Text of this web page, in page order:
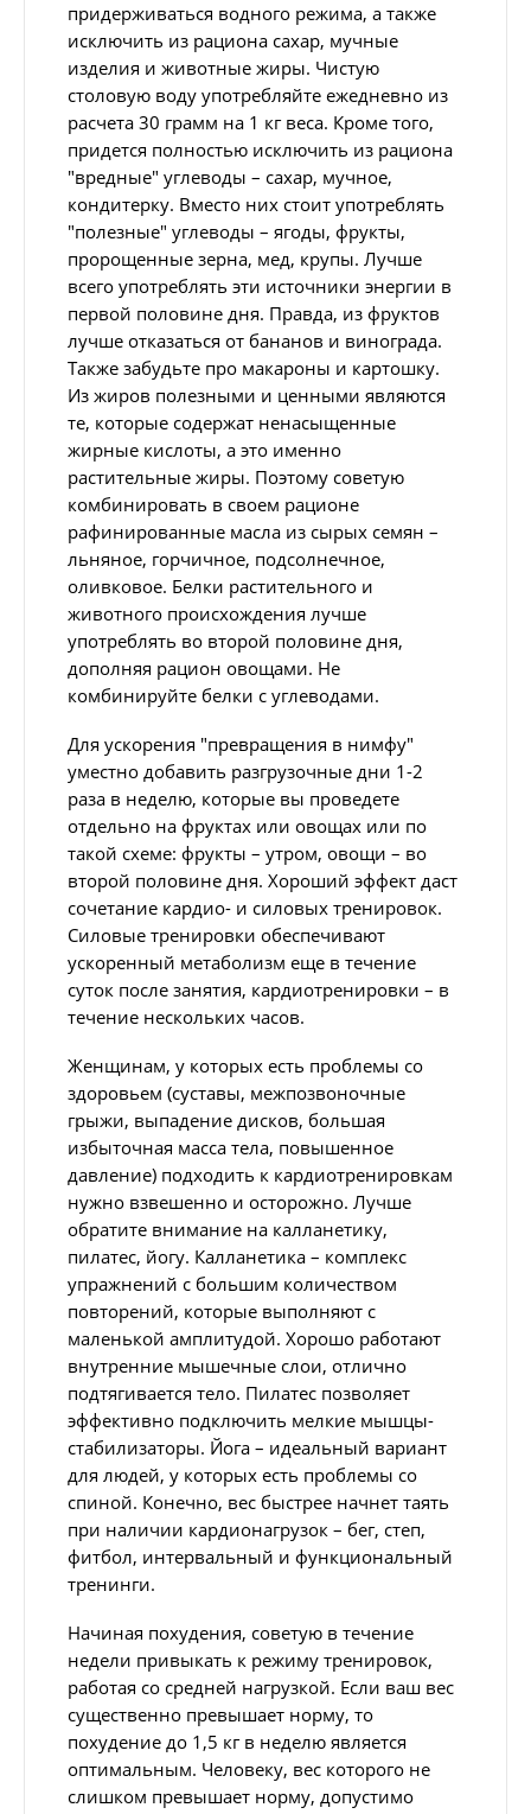
придерживаться водного режима, а также
исключить из рациона сахар, мучные
изделия и животные жиры. Чистую
столовую воду употребляйте ежедневно из
расчета 30 грамм на 1 кг веса. Кроме того,
придется полностью исключить из рациона
"вредные" углеводы – сахар, мучное,
кондитерку. Вместо них стоит употреблять
"полезные" углеводы – ягоды, фрукты,
пророщенные зерна, мед, крупы. Лучше
всего употреблять эти источники энергии в
первой половине дня. Правда, из фруктов
лучше отказаться от бананов и винограда.
Также забудьте про макароны и картошку.
Из жиров полезными и ценными являются
те, которые содержат ненасыщенные
жирные кислоты, а это именно
растительные жиры. Поэтому советую
комбинировать в своем рационе
рафинированные масла из сырых семян –
льняное, горчичное, подсолнечное,
оливковое. Белки растительного и
животного происхождения лучше
употреблять во второй половине дня,
дополняя рацион овощами. Не
комбинируйте белки с углеводами.
Для ускорения "превращения в нимфу"
уместно добавить разгрузочные дни 1-2
раза в неделю, которые вы проведете
отдельно на фруктах или овощах или по
такой схеме: фрукты – утром, овощи – во
второй половине дня. Хороший эффект даст
сочетание кардио- и силовых тренировок.
Силовые тренировки обеспечивают
ускоренный метаболизм еще в течение
суток после занятия, кардиотренировки – в
течение нескольких часов.
Женщинам, у которых есть проблемы со
здоровьем (суставы, межпозвоночные
грыжи, выпадение дисков, большая
избыточная масса тела, повышенное
давление) подходить к кардиотренировкам
нужно взвешенно и осторожно. Лучше
обратите внимание на калланетику,
пилатес, йогу. Калланетика – комплекс
упражнений с большим количеством
повторений, которые выполняют с
маленькой амплитудой. Хорошо работают
внутренние мышечные слои, отлично
подтягивается тело. Пилатес позволяет
эффективно подключить мелкие мышцы-
стабилизаторы. Йога – идеальный вариант
для людей, у которых есть проблемы со
спиной. Конечно, вес быстрее начнет таять
при наличии кардионагрузок – бег, степ,
фитбол, интервальный и функциональный
тренинги.
Начиная похудения, советую в течение
недели привыкать к режиму тренировок,
работая со средней нагрузкой. Если ваш вес
существенно превышает норму, то
похудение до 1,5 кг в неделю является
оптимальным. Человеку, вес которого не
слишком превышает норму, допустимо